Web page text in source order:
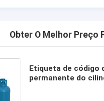
Obter O Melhor Preço
Etiqueta de código
permanente do